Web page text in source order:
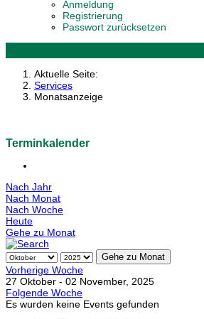
Anmeldung
Registrierung
Passwort zurücksetzen
Aktuelle Seite:
Services
Monatsanzeige
Terminkalender
Nach Jahr
Nach Monat
Nach Woche
Heute
Gehe zu Monat
Gehe zu Monat
Vorherige Woche
27 Oktober - 02 November, 2025
Folgende Woche
Es wurden keine Events gefunden